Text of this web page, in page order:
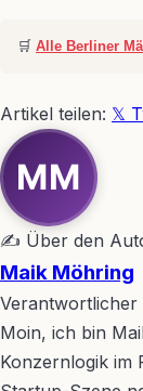
🛒 Alle Berliner
Artikel teilen: 𝕏
MM
✍ Über den
Maik Möhring
Verantwortlicher
Moin, ich bin
Konzernlogik im